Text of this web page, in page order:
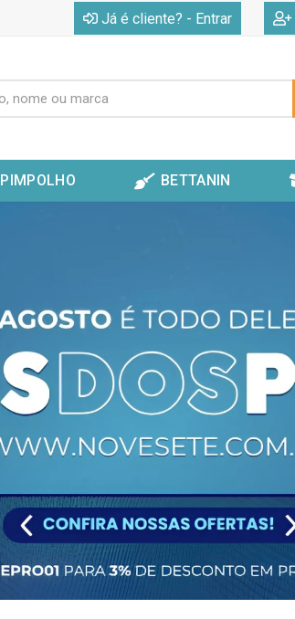
Já é cliente? - Entrar
PIMPOLHO BETTANIN